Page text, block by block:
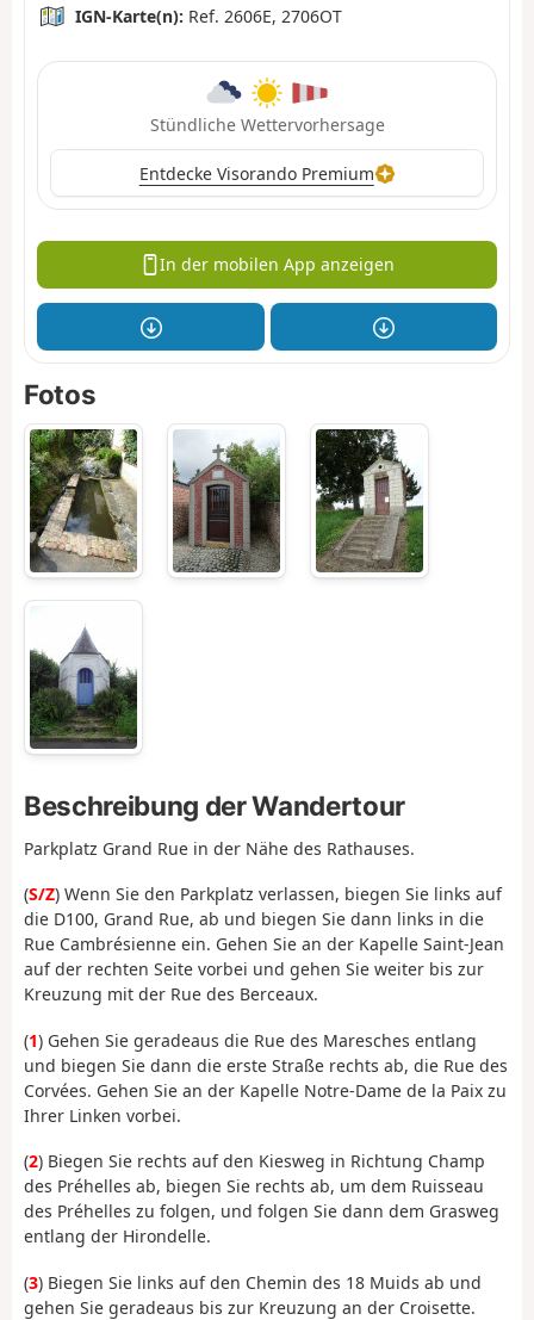
IGN-Karte(n): Ref. 2606E, 2706OT
Stündliche Wettervorhersage
Entdecke Visorando Premium
In der mobilen App anzeigen
Fotos
Beschreibung der Wandertour
Parkplatz Grand Rue in der Nähe des Rathauses.
(S/Z) Wenn Sie den Parkplatz verlassen, biegen Sie links auf
die D100, Grand Rue, ab und biegen Sie dann links in die
Rue Cambrésienne ein. Gehen Sie an der Kapelle Saint-Jean
auf der rechten Seite vorbei und gehen Sie weiter bis zur
Kreuzung mit der Rue des Berceaux.
(1) Gehen Sie geradeaus die Rue des Maresches entlang
und biegen Sie dann die erste Straße rechts ab, die Rue des
Corvées. Gehen Sie an der Kapelle Notre-Dame de la Paix zu
Ihrer Linken vorbei.
(2) Biegen Sie rechts auf den Kiesweg in Richtung Champ
des Préhelles ab, biegen Sie rechts ab, um dem Ruisseau
des Préhelles zu folgen, und folgen Sie dann dem Grasweg
entlang der Hirondelle.
(3) Biegen Sie links auf den Chemin des 18 Muids ab und
gehen Sie geradeaus bis zur Kreuzung an der Croisette.